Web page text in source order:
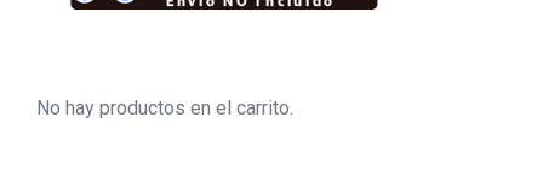
No hay productos en el carrito.